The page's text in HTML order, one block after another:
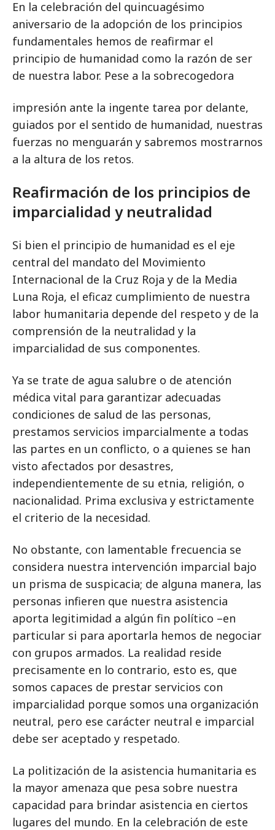
En la celebración del quincuagésimo
aniversario de la adopción de los principios
fundamentales hemos de reafirmar el
principio de humanidad como la razón de ser
de nuestra labor. Pese a la sobrecogedora
impresión ante la ingente tarea por delante,
guiados por el sentido de humanidad, nuestras
fuerzas no menguarán y sabremos mostrarnos
a la altura de los retos.
Reafirmación de los principios de
imparcialidad y neutralidad
Si bien el principio de humanidad es el eje
central del mandato del Movimiento
Internacional de la Cruz Roja y de la Media
Luna Roja, el eficaz cumplimiento de nuestra
labor humanitaria depende del respeto y de la
comprensión de la neutralidad y la
imparcialidad de sus componentes.
Ya se trate de agua salubre o de atención
médica vital para garantizar adecuadas
condiciones de salud de las personas,
prestamos servicios imparcialmente a todas
las partes en un conflicto, o a quienes se han
visto afectados por desastres,
independientemente de su etnia, religión, o
nacionalidad. Prima exclusiva y estrictamente
el criterio de la necesidad.
No obstante, con lamentable frecuencia se
considera nuestra intervención imparcial bajo
un prisma de suspicacia; de alguna manera, las
personas infieren que nuestra asistencia
aporta legitimidad a algún fin político –en
particular si para aportarla hemos de negociar
con grupos armados. La realidad reside
precisamente en lo contrario, esto es, que
somos capaces de prestar servicios con
imparcialidad porque somos una organización
neutral, pero ese carácter neutral e imparcial
debe ser aceptado y respetado.
La politización de la asistencia humanitaria es
la mayor amenaza que pesa sobre nuestra
capacidad para brindar asistencia en ciertos
lugares del mundo. En la celebración de este